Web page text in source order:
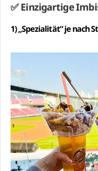
✅ Einzigartige
1) „Spezialität“ je nach